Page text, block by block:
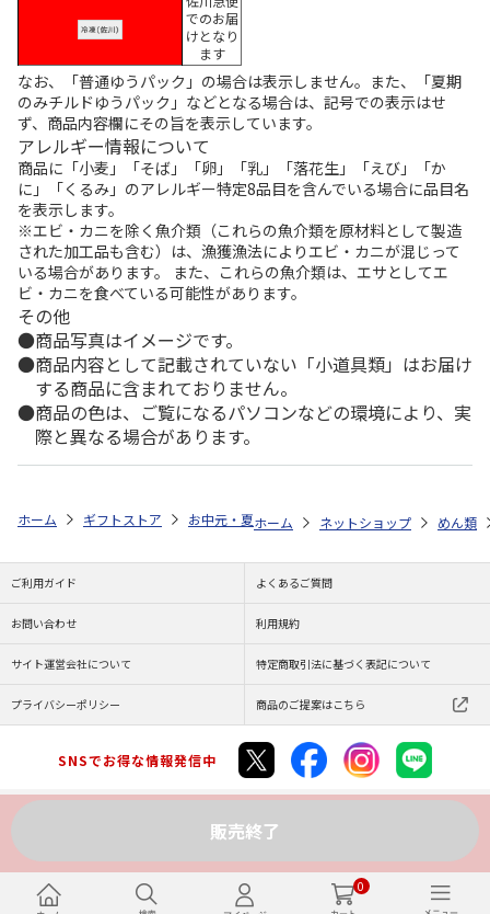
0
でのお届
けとなり
ます
なお、「普通ゆうパック」の場合は表示しません。また、「夏期
のみチルドゆうパック」などとなる場合は、記号での表示はせ
ず、商品内容欄にその旨を表示しています。
アレルギー情報について
商品に「小麦」「そば」「卵」「乳」「落花生」「えび」「か
に」「くるみ」のアレルギー特定8品目を含んでいる場合に品目名
を表示します。
※エビ・カニを除く魚介類（これらの魚介類を原材料として製造
された加工品も含む）は、漁獲漁法によりエビ・カニが混じって
いる場合があります。 また、これらの魚介類は、エサとしてエ
ビ・カニを食べている可能性があります。
その他
商品写真はイメージです。
商品内容として記載されていない「小道具類」はお届け
する商品に含まれておりません。
商品の色は、ご覧になるパソコンなどの環境により、実
際と異なる場合があります。
販売終了
ホーム ギフトストア お中元・夏ギフト特集 2026 ゆうゆうギフト
ホーム ネットショップ めん類
ご利用ガイド よくあるご質問
お問い合わせ 利用規約
サイト運営会社について 特定商取引法に基づく表記について
プライバシーポリシー 商品のご提案はこちら
SNSでお得な情報発信中